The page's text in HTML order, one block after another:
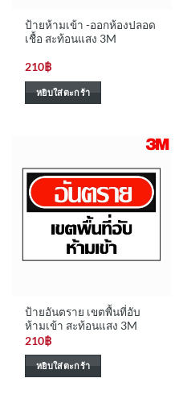
ป้ายห้ามเข้า -ออกห้องปลอด
เชื้อ สะท้อนแสง 3M
210฿
หยิบใส่ตะกร้า
ป้ายอันตราย เขตพื้นที่อับ
ห้ามเข้า สะท้อนแสง 3M
210฿
หยิบใส่ตะกร้า